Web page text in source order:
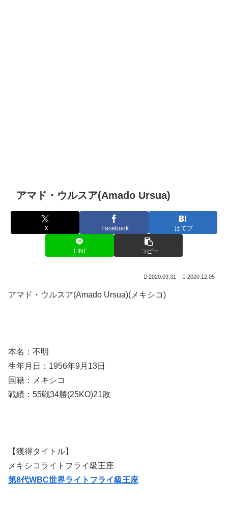
アマド・ウルスア(Amado Ursua)
X Facebook はてブ
LINE コピー
2020.03.31 2020.12.05
アマド・ウルスア(Amado Ursua)(メキシコ)
本名：不明
生年月日：1956年9月13日
国籍：メキシコ
戦績：55戦34勝(25KO)21敗
【獲得タイトル】
メキシコライトフライ級王座
第8代WBC世界ライトフライ級王座